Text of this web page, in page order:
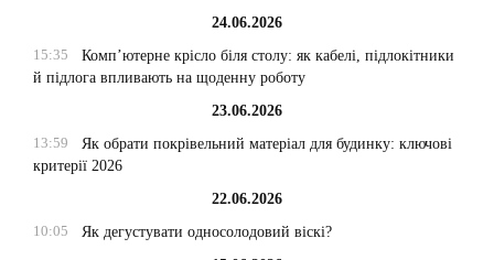
24.06.2026
15:35
Комп’ютерне крісло біля столу: як кабелі, підлокітники
й підлога впливають на щоденну роботу
23.06.2026
13:59
Як обрати покрівельний матеріал для будинку: ключові
критерії 2026
22.06.2026
10:05
Як дегустувати односолодовий віскі?